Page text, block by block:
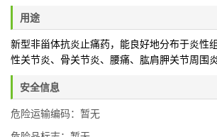
用途
新型非甾体抗炎止痛药，能良好地分布于炎性
性关节炎、骨关节炎、腰痛、肱肩胛关节周围
安全信息
危险运输编码：暂无